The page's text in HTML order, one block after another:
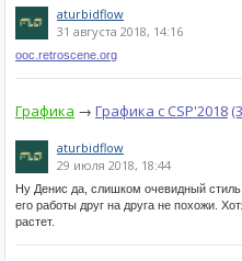
aturbidflow
31 августа 2018, 14:16
ooc.retroscene.org
Графика → Графика с CSP'2018
aturbidflow
29 июля 2018, 18:44
Ну Денис да, слишком очевидный
его работы друг на друга не похожи.
растет.